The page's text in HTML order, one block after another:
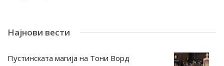
Најнови вести
Пустинската магија на Тони Ворд